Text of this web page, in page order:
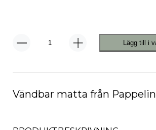
Carl
Lägg till i
Vändbar matta från